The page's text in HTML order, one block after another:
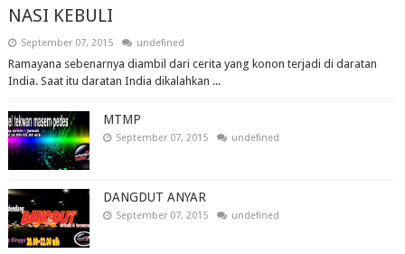
NASI KEBULI
September 07, 2015 undefined
Ramayana sebenarnya diambil dari cerita yang konon terjadi di daratan
India. Saat itu daratan India dikalahkan ...
MTMP
September 07, 2015 undefined
DANGDUT ANYAR
September 07, 2015 undefined